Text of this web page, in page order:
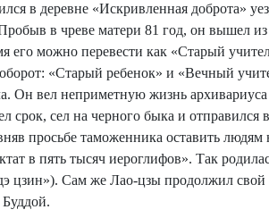
в деревне «Искривленная доброта»
в чреве матери 81 год, он вышел
его можно перевести как «Старый
«Старый ребенок» и «Вечный
Он вел неприметную жизнь архивариуса
срок, сел на черного быка и отправился
просьбе таможенника оставить людям
в пять тысяч иероглифов». Так
цзин»). Сам же Лао-цзы продолжил свой
Буддой.